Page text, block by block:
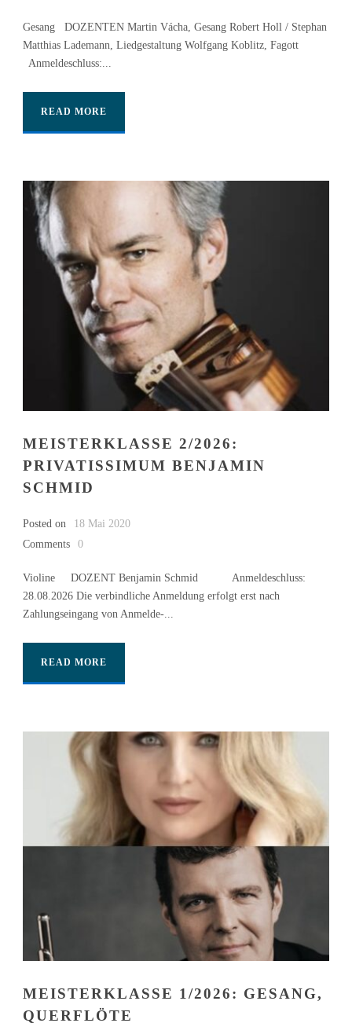
Gesang DOZENTEN Martin Vácha, Gesang Robert Holl / Stephan
Matthias Lademann, Liedgestaltung Wolfgang Koblitz, Fagott
Anmeldeschluss:...
READ MORE
MEISTERKLASSE 2/2026:
PRIVATISSIMUM BENJAMIN
SCHMID
Posted on
18 Mai 2020
Comments
0
Violine DOZENT Benjamin Schmid Anmeldeschluss:
28.08.2026 Die verbindliche Anmeldung erfolgt erst nach
Zahlungseingang von Anmelde-...
READ MORE
MEISTERKLASSE 1/2026: GESANG,
QUERFLÖTE